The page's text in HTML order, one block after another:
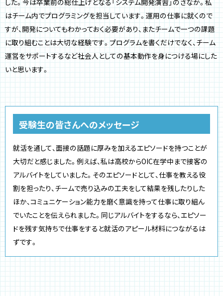
はチーム内でプログラミングを担当しています。運用の仕事に就くので
すが、開発についてもわかっておく必要があり、またチームで一つの課題
に取り組むことは大切な経験です。プログラムを書くだけでなく、チーム
運営をサポートするなど社会人としての基本動作を身につける場にした
いと思います。
受験生の皆さんへのメッセージ
就活を通して、面接の話題に厚みを加えるエピソードを持つことが
大切だと感じました。例えば、私は高校からOIC在学中まで接客の
アルバイトをしていました。そのエピソードとして、仕事を教える役
割を担ったり、チームで売り込みの工夫をして結果を残したりした
ほか、コミュニケーション能力を磨く意識を持って仕事に取り組ん
でいたことを伝えられました。同じアルバイトをするなら、エピソー
ドを残す気持ちで仕事をすると就活のアピール材料につながるは
ずです。